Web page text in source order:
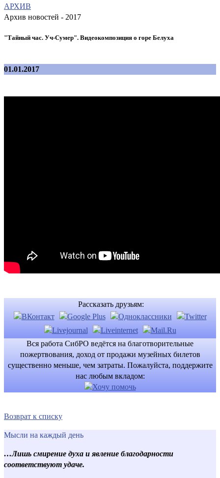
АРХИВ
Архив новостей - 2017
"Тайный час. Уч-Сумер". Видеокомпозиция о горе Белуха
01.01.2017
Рассказать друзьям:
Вся работа СибРО ведётся на благотворительные
пожертвования, доход от продажи музейных билетов
существенно меньше, чем затраты. Пожалуйста, поддержите
нас любым вкладом:
Возврат к списку
Мысли на каждый день
…Лишь смирение духа и явление благодарности
соответствуют удаче.